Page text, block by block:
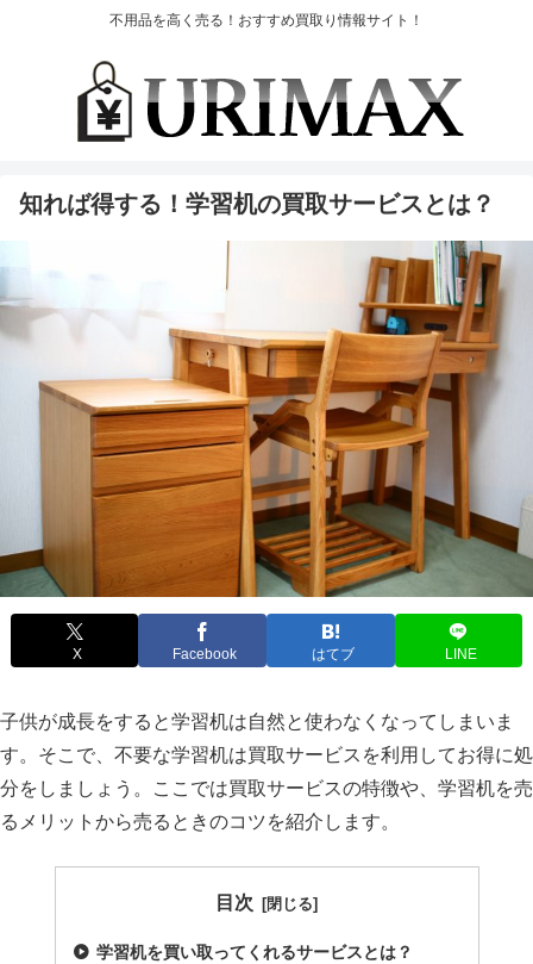
不用品を高く売る！おすすめ買取り情報サイト！
知れば得する！学習机の買取サービスとは？
X Facebook はてブ LINE
子供が成長をすると学習机は自然と使わなくなってしまいま
す。そこで、不要な学習机は買取サービスを利用してお得に処
分をしましょう。ここでは買取サービスの特徴や、学習机を売
るメリットから売るときのコツを紹介します。
目次
学習机を買い取ってくれるサービスとは？